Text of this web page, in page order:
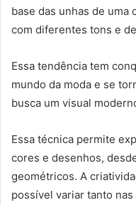
base das unhas de uma
com diferentes tons e
Essa tendência tem
mundo da moda e se
busca um visual
Essa técnica permite
cores e desenhos,
geométricos. A
possível variar tanto